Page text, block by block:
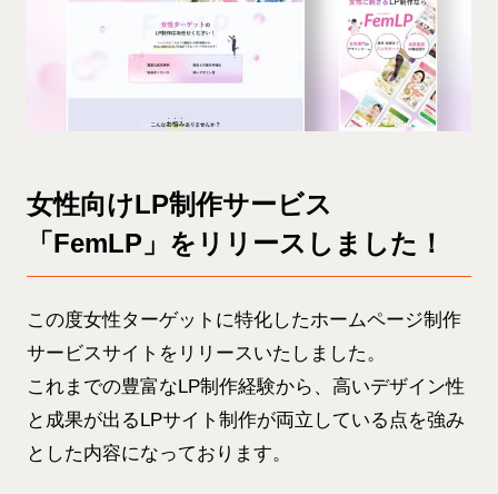
女性向けLP制作サービス
「FemLP」をリリースしました！
この度女性ターゲットに特化したホームページ制作
サービスサイトをリリースいたしました。
これまでの豊富なLP制作経験から、高いデザイン性
と成果が出るLPサイト制作が両立している点を強み
とした内容になっております。